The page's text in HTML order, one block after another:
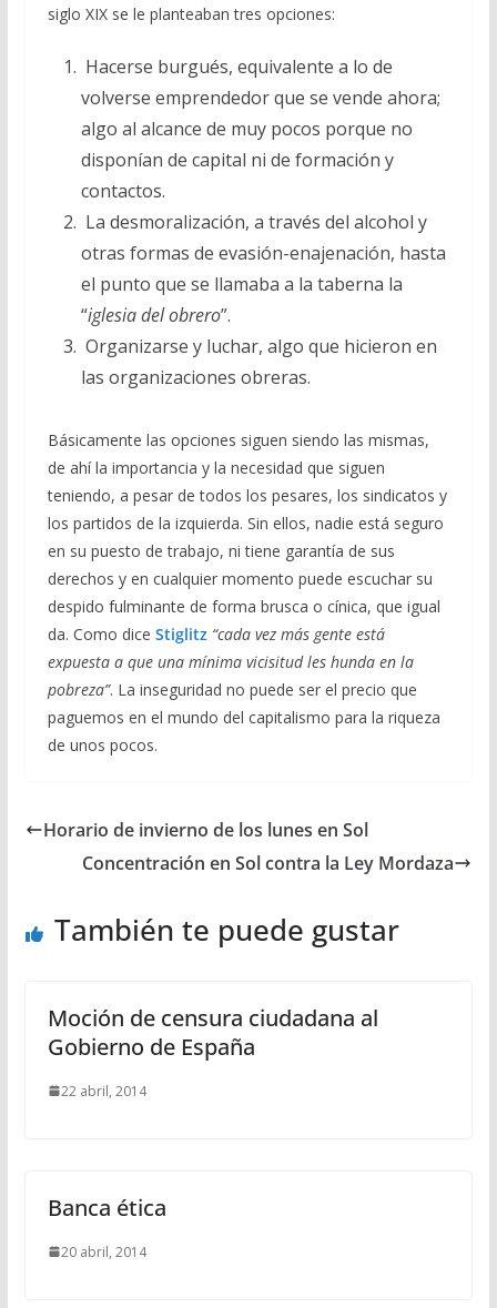
siglo XIX se le planteaban tres opciones:
Hacerse burgués, equivalente a lo de
volverse emprendedor que se vende ahora;
algo al alcance de muy pocos porque no
disponían de capital ni de formación y
contactos.
La desmoralización, a través del alcohol y
otras formas de evasión-enajenación, hasta
el punto que se llamaba a la taberna la
“iglesia del obrero”.
Organizarse y luchar, algo que hicieron en
las organizaciones obreras.
Básicamente las opciones siguen siendo las mismas,
de ahí la importancia y la necesidad que siguen
teniendo, a pesar de todos los pesares, los sindicatos y
los partidos de la izquierda. Sin ellos, nadie está seguro
en su puesto de trabajo, ni tiene garantía de sus
derechos y en cualquier momento puede escuchar su
despido fulminante de forma brusca o cínica, que igual
da. Como dice Stiglitz “cada vez más gente está
expuesta a que una mínima vicisitud les hunda en la
pobreza”. La inseguridad no puede ser el precio que
paguemos en el mundo del capitalismo para la riqueza
de unos pocos.
Horario de invierno de los lunes en Sol
Concentración en Sol contra la Ley Mordaza
También te puede gustar
Moción de censura ciudadana al
Gobierno de España
22 abril, 2014
Banca ética
20 abril, 2014